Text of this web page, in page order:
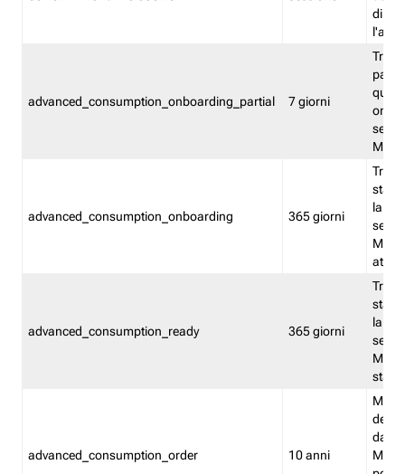
advanced_consumption_onboarding_partial 7 giorni
advanced_consumption_onboarding 365 giorni
stata
la
advanced_consumption_ready 365 giorni
stata
la
stato
advanced_consumption_order 10 anni
delle